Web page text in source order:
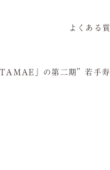
よくある
」の第二期”若手